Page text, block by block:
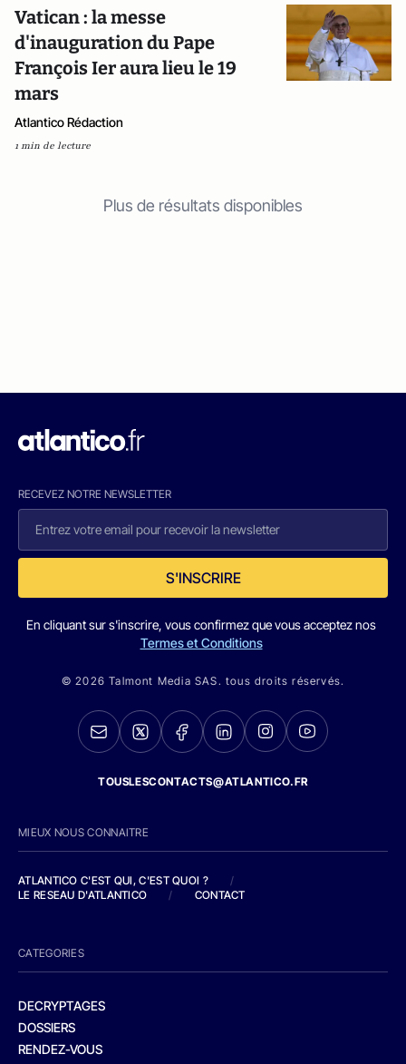
Vatican : la messe
d'inauguration du Pape
François Ier aura lieu le 19
mars
Atlantico Rédaction
1 min de lecture
Plus de résultats disponibles
RECEVEZ NOTRE NEWSLETTER
S'INSCRIRE
En cliquant sur s'inscrire, vous confirmez que vous acceptez nos
Termes et Conditions
© 2026 Talmont Media SAS. tous droits réservés.
TOUSLESCONTACTS@ATLANTICO.FR
MIEUX NOUS CONNAITRE
ATLANTICO C'EST QUI, C'EST QUOI ?
/
LE RESEAU D'ATLANTICO
/ CONTACT
CATEGORIES
DECRYPTAGES
DOSSIERS
RENDEZ-VOUS